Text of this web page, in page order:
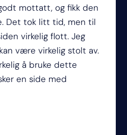
mottatt, og fikk den
Det tok litt tid, men til
virkelig flott. Jeg
være virkelig stolt av.
å bruke dette
en side med